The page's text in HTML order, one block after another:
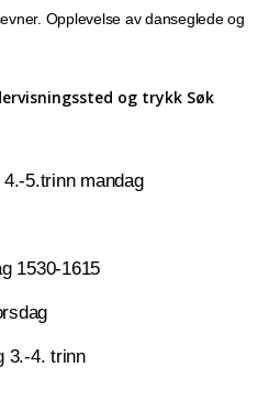
Opplevelse av danseglede og
og trykk Søk
5.trinn mandag
1530-1615
3.-4. trinn